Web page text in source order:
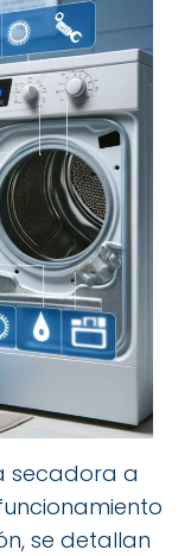
secadora a
se detallan